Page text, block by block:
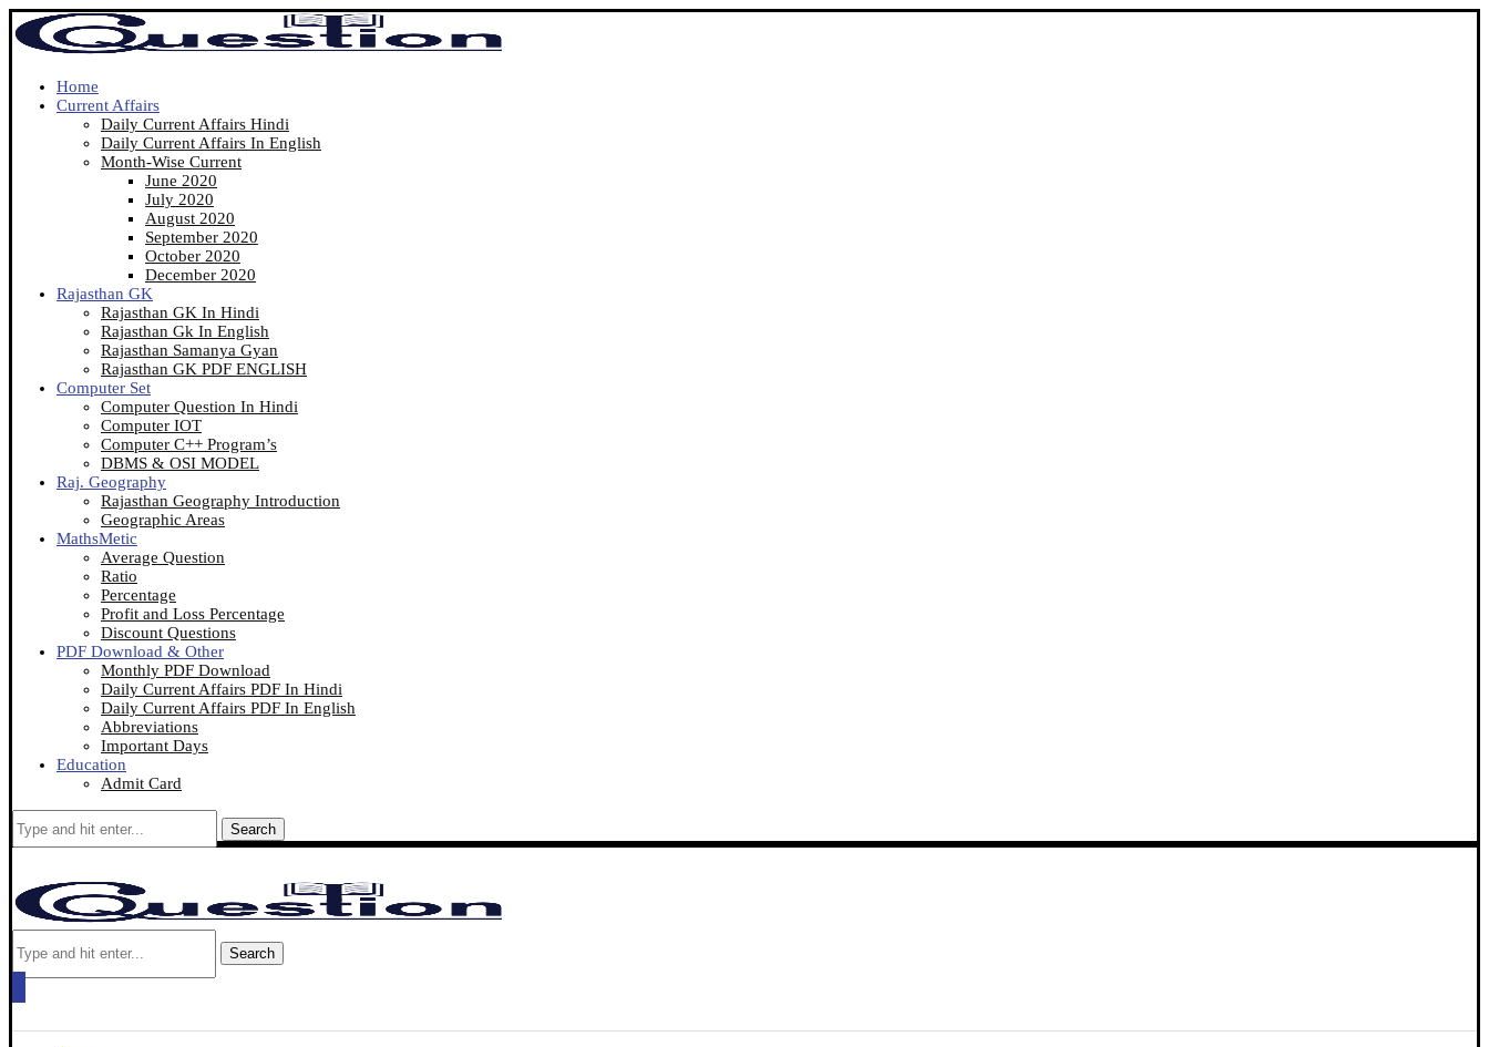
Home
Current Affairs
Daily Current Affairs Hindi
Daily Current Affairs In English
Month-Wise Current
June 2020
July 2020
August 2020
September 2020
October 2020
December 2020
Rajasthan GK
Rajasthan GK In Hindi
Rajasthan Gk In English
Rajasthan Samanya Gyan
Rajasthan GK PDF ENGLISH
Computer Set
Computer Question In Hindi
Computer IOT
Computer C++ Program’s
DBMS & OSI MODEL
Raj. Geography
Rajasthan Geography Introduction
Geographic Areas
MathsMetic
Average Question
Ratio
Percentage
Profit and Loss Percentage
Discount Questions
PDF Download & Other
Monthly PDF Download
Daily Current Affairs PDF In Hindi
Daily Current Affairs PDF In English
Abbreviations
Important Days
Education
Admit Card
Search
Search